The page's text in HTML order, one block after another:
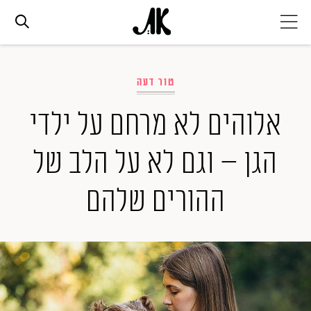
אופנה
ביוטי
סלבס
ערוצים נוספים
המגזין
טור דעה
אלוהים לא מרחם על ילדי
הגן – וגם לא על הלב של
ההורים שלהם